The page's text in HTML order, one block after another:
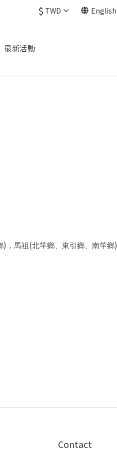
$ TWD English
最新活動
) ，馬祖(北竿鄉、東引鄉、南竿鄉)
Contact